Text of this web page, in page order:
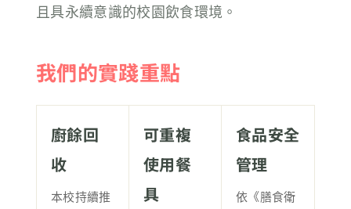
且具永續意識的校園飲食環境。
我們的實踐重點
廚餘回
收
本校持續推
可重複
使用餐
具
食品安全
管理
依《膳食衛